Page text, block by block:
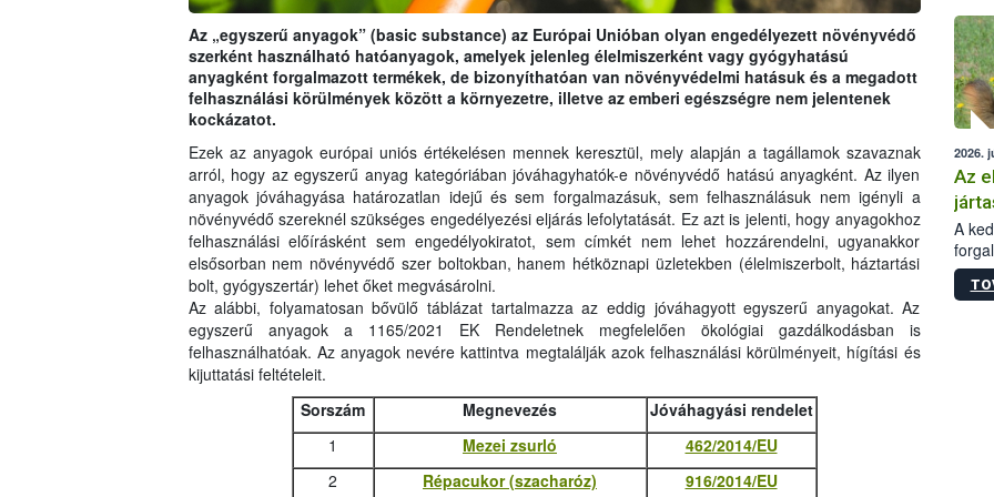
Az „egyszerű anyagok” (basic substance) az Európai Unióban olyan engedélyezett növényvédő
szerként használható hatóanyagok, amelyek jelenleg élelmiszerként vagy gyógyhatású
anyagként forgalmazott termékek, de bizonyíthatóan van növényvédelmi hatásuk és a megadott
felhasználási körülmények között a környezetre, illetve az emberi egészségre nem jelentenek
kockázatot.
Ezek az anyagok európai uniós értékelésen mennek keresztül, mely alapján a tagállamok szavaznak
arról, hogy az egyszerű anyag kategóriában jóváhagyhatók-e növényvédő hatású anyagként. Az ilyen
anyagok jóváhagyása határozatlan idejű és sem forgalmazásuk, sem felhasználásuk nem igényli a
növényvédő szereknél szükséges engedélyezési eljárás lefolytatását. Ez azt is jelenti, hogy anyagokhoz
felhasználási előírásként sem engedélyokiratot, sem címkét nem lehet hozzárendelni, ugyanakkor
elsősorban nem növényvédő szer boltokban, hanem hétköznapi üzletekben (élelmiszerbolt, háztartási
bolt, gyógyszertár) lehet őket megvásárolni.
Az alábbi, folyamatosan bővülő táblázat tartalmazza az eddig jóváhagyott egyszerű anyagokat. Az
egyszerű anyagok a 1165/2021 EK Rendeletnek megfelelően ökológiai gazdálkodásban is
felhasználhatóak. Az anyagok nevére kattintva megtalálják azok felhasználási körülményeit, hígítási és
kijuttatási feltételeit.
Sorszám
Megnevezés
Jóváhagyási rendelet
1
Mezei zsurló
462/2014/EU
2
Répacukor (szacharóz)
916/2014/EU
2026.
Az
A